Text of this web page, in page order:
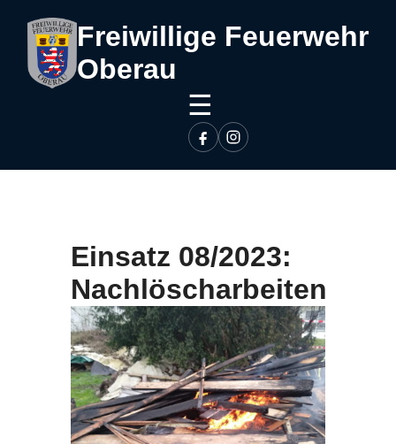
Freiwillige Feuerwehr
Oberau
☰
Einsatz 08/2023:
Nachlöscharbeiten